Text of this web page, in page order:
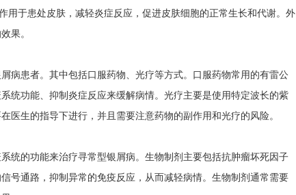
于患处皮肤，减轻炎症反应，促进皮肤细胞的正常生长和代谢。外
果。
病患者。其中包括口服药物、光疗等方式。口服药物常用的有雷公
统功能、抑制炎症反应来缓解病情。光疗主要是使用特定波长的紫
生的指导下进行，并且需要注意药物的副作用和光疗的风险。
统的功能来治疗寻常型银屑病。生物制剂主要包括抗肿瘤坏死因子
号通路，抑制异常的免疫反应，从而减轻病情。生物制剂通常需要